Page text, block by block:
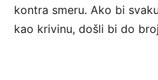
kontra smeru. Ako bi
kao krivinu, došli bi do